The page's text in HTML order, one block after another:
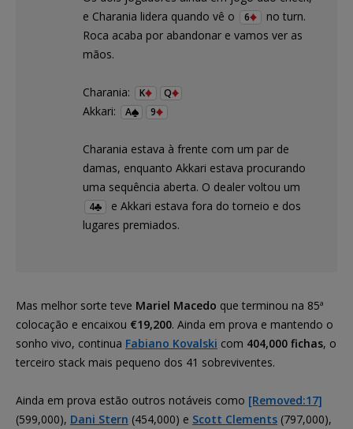
e Charania lidera quando vê o
6
no turn.
Roca acaba por abandonar e vamos ver as
mãos.
Charania: K Q
Akkari: A 9
Charania estava à frente com um par de
damas, enquanto Akkari estava procurando
uma sequência aberta. O dealer voltou um
4
e Akkari estava fora do torneio e dos
lugares premiados.
Mas melhor sorte teve Mariel Macedo que terminou na 85ª
colocação e encaixou €19,200. Ainda em prova e mantendo o
sonho vivo, continua Fabiano Kovalski com 404,000 fichas, o
terceiro stack mais pequeno dos 41 sobreviventes.
Ainda em prova estão outros notáveis como [Removed:17]
(599,000), Dani Stern (454,000) e Scott Clements (797,000),